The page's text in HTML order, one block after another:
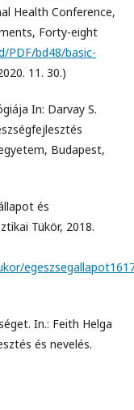
Health Conference,
Forty-eight
PDF/bd48/basic-
11. 30.)
In: Darvay S.
Budapest,
és
Tükör, 2018.
In.: Feith Helga
és nevelés.